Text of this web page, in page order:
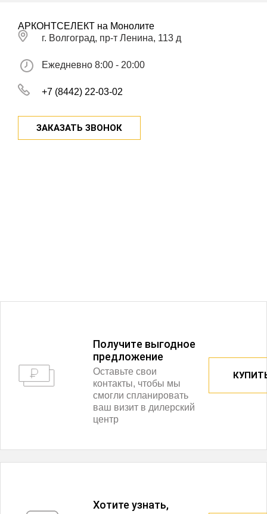
АРКОНТСЕЛЕКТ на Монолите
г. Волгоград, пр-т Ленина, 113 д
Ежедневно 8:00 - 20:00
+7 (8442) 22-03-02
ЗАКАЗАТЬ ЗВОНОК
Получитe выгодное
предложение
Оставьте свои
контакты, чтобы мы
смогли спланировать
ваш визит в дилерский
центр
Хотите узнать,